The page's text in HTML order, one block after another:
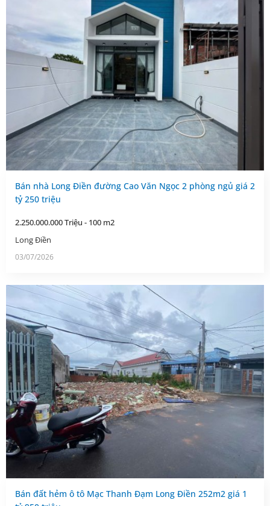
Bán nhà Long Điền đường Cao Văn Ngọc 2 phòng ngủ giá 2
tỷ 250 triệu
2.250.000.000 Triệu - 100 m2
Long Điền
03/07/2026
Bán đất hẻm ô tô Mạc Thanh Đạm Long Điền 252m2 giá 1